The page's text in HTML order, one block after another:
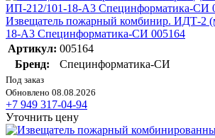
Извещатель пожарный комбинир. ИДТ-2
18-А3 Специнформатика-СИ 005164
Артикул: 005164
Бренд:
Специнформатика-СИ
Под заказ
Обновлено 08.08.2026
+7 949 317-04-94
Уточнить цену